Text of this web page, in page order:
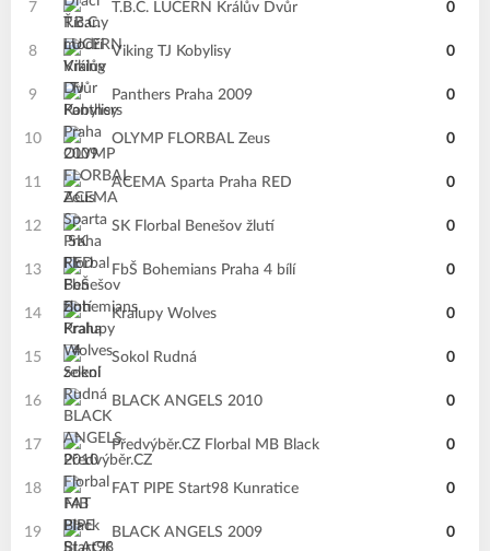
7 T.B.C. LUCERN Králův Dvůr 0
8 Viking TJ Kobylisy 0
9 Panthers Praha 2009 0
10 OLYMP FLORBAL Zeus 0
11 ACEMA Sparta Praha RED 0
12 SK Florbal Benešov žlutí 0
13 FbŠ Bohemians Praha 4 bílí 0
14 Kralupy Wolves 0
15 Sokol Rudná 0
16 BLACK ANGELS 2010 0
17 Předvýběr.CZ Florbal MB Black 0
18 FAT PIPE Start98 Kunratice 0
19 BLACK ANGELS 2009 0